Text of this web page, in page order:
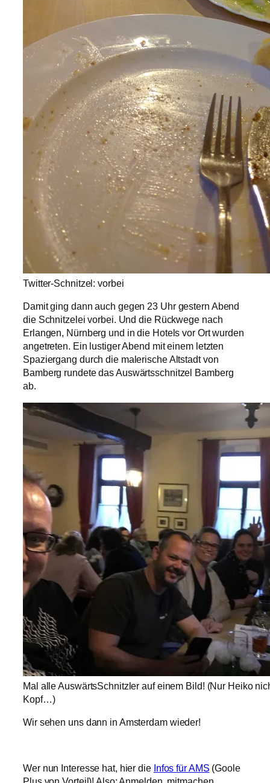
Twitter-Schnitzel: vorbei
Damit ging dann auch gegen 23 Uhr gestern Abend
die Schnitzelei vorbei. Und die Rückwege nach
Erlangen, Nürnberg und in die Hotels vor Ort wurden
angetreten. Ein lustiger Abend mit einem letzten
Spaziergang durch die malerische Altstadt von
Bamberg rundete das Auswärtsschnitzel Bamberg
ab.
Mal alle AuswärtsSchnitzler auf einem Bild! (Nur Heiko
Kopf…)
Wir sehen uns dann in Amsterdam wieder!
Wer nun Interesse hat, hier die Infos für AMS (Goole